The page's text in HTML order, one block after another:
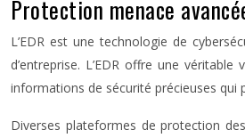
Protection menace
L’EDR est une technologie de
d’entreprise. L’EDR offre une
informations de sécurité précieuses qui
Diverses plateformes de protection